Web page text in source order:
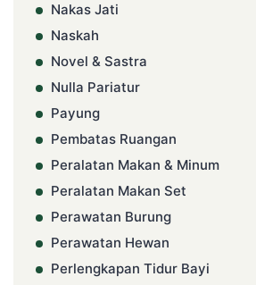
Nakas Jati
Naskah
Novel & Sastra
Nulla Pariatur
Payung
Pembatas Ruangan
Peralatan Makan & Minum
Peralatan Makan Set
Perawatan Burung
Perawatan Hewan
Perlengkapan Tidur Bayi